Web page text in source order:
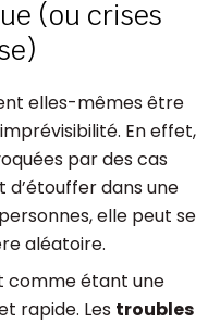
(ou crises
elles-mêmes être
En effet,
par des cas
d’étouffer dans une
elle peut se
aléatoire.
comme étant une
rapide. Les troubles